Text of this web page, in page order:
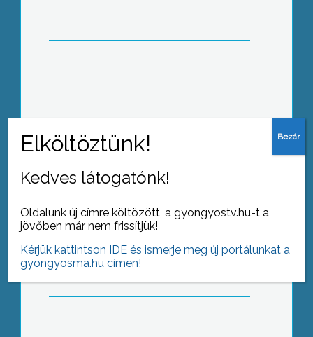
Lions Klub: akkor teljes az élet, ha
segíthetünk
Kedves látogatónk!
Oldalunk új címre költözött, a gyongyostv.hu-t a
jövőben már nem frissítjük!
Kérjük kattintson IDE és ismerje meg új portálunkat a
gyongyosma.hu címen!